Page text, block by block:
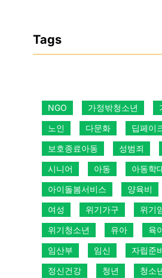
Tags
NGO 가정밖청소년
노인
다문화 딥페이
보호종료아동
성범죄
시니어
아동 아동학
아이돌봄서비스
양육비
여성
위기가구
위기
위기청소년
유아 육
임산부
임신
자립준
정신건강
청년 청소